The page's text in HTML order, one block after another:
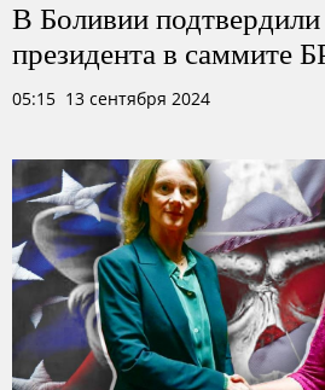
В Боливии подтвердили
президента в саммите
05:15 13 сентября 2024